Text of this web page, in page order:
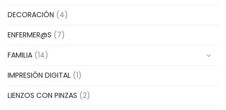
DECORACIÓN (4)
ENFERMER@S (7)
FAMILIA (14)
IMPRESIÓN DIGITAL (1)
LIENZOS CON PINZAS (2)